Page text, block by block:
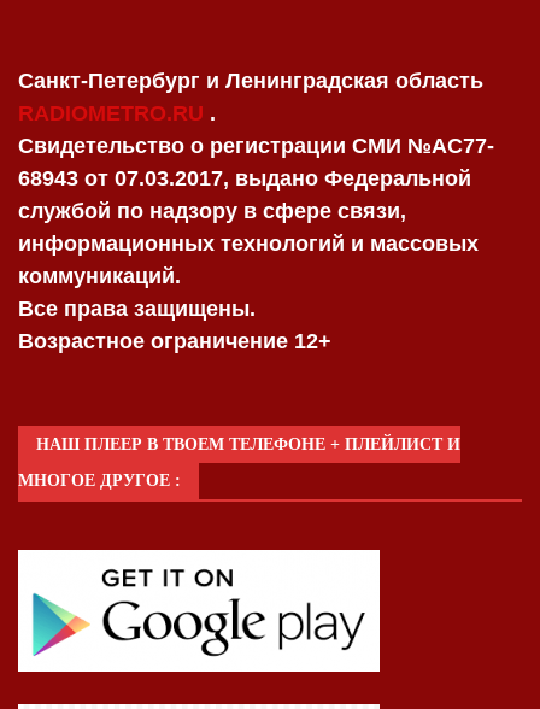
Санкт-Петербург и Ленинградская область
RADIOMETRO.RU .
Свидетельство о регистрации СМИ №AC77-
68943 от 07.03.2017, выдано Федеральной
службой по надзору в сфере связи,
информационных технологий и массовых
коммуникаций.
Все права защищены.
Возрастное ограничение 12+
НАШ ПЛЕЕР В ТВОЕМ ТЕЛЕФОНЕ + ПЛЕЙЛИСТ И
МНОГОЕ ДРУГОЕ :